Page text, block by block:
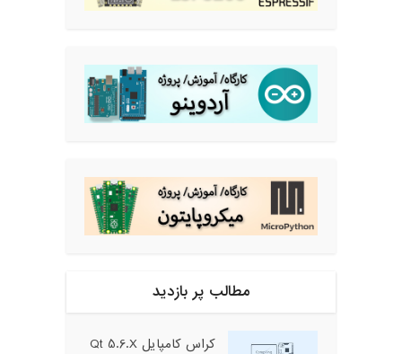
مطالب پر بازدید
کراس کامپایل Qt 5.6.X